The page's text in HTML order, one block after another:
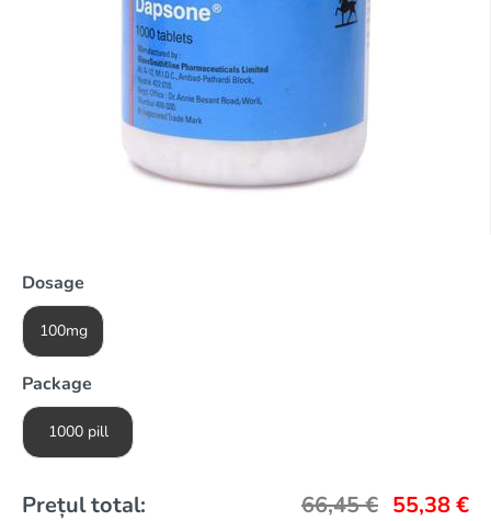
Dosage
100mg
Package
1000 pill
Prețul total: 66,45€ 55,38€